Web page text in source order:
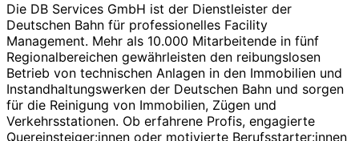
Die DB Services GmbH ist der Dienstleister der
Deutschen Bahn für professionelles Facility
Management. Mehr als 10.000 Mitarbeitende in fünf
Regionalbereichen gewährleisten den reibungslosen
Betrieb von technischen Anlagen in den Immobilien und
Instandhaltungswerken der Deutschen Bahn und sorgen
für die Reinigung von Immobilien, Zügen und
Verkehrsstationen. Ob erfahrene Profis, engagierte
Quereinsteiger:innen oder motivierte Berufsstarter:innen